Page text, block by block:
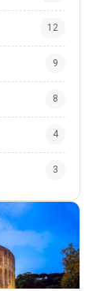
12
9
8
4
3